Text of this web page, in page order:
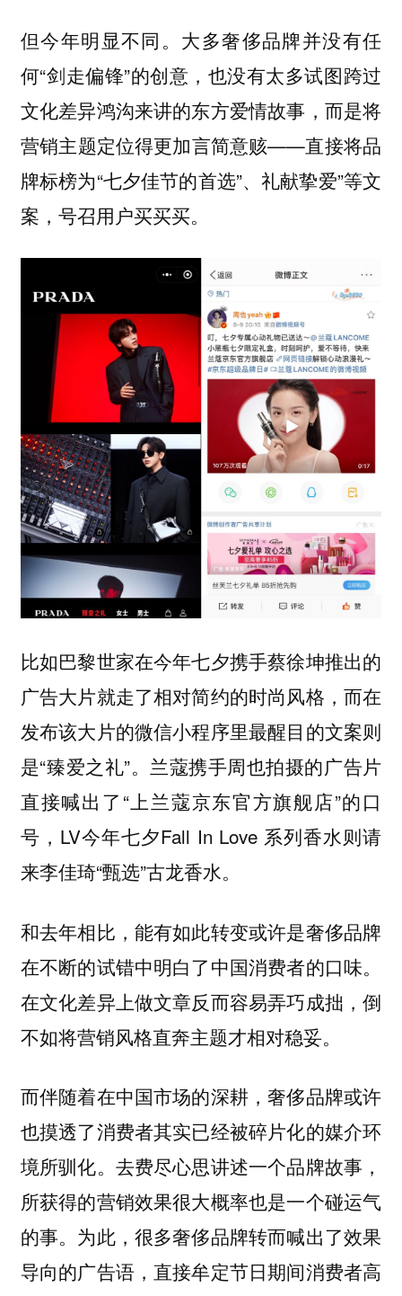
但今年明显不同。大多奢侈品牌并没有任
何“剑走偏锋”的创意，也没有太多试图跨过
文化差异鸿沟来讲的东方爱情故事，而是将
营销主题定位得更加言简意赅——直接将品
牌标榜为“七夕佳节的首选”、礼献挚爱”等文
案，号召用户买买买。
比如巴黎世家在今年七夕携手蔡徐坤推出的
广告大片就走了相对简约的时尚风格，而在
发布该大片的微信小程序里最醒目的文案则
是“臻爱之礼”。兰蔻携手周也拍摄的广告片
直接喊出了“上兰蔻京东官方旗舰店”的口
号，LV今年七夕Fall In Love 系列香水则请
来李佳琦“甄选”古龙香水。
和去年相比，能有如此转变或许是奢侈品牌
在不断的试错中明白了中国消费者的口味。
在文化差异上做文章反而容易弄巧成拙，倒
不如将营销风格直奔主题才相对稳妥。
而伴随着在中国市场的深耕，奢侈品牌或许
也摸透了消费者其实已经被碎片化的媒介环
境所驯化。去费尽心思讲述一个品牌故事，
所获得的营销效果很大概率也是一个碰运气
的事。为此，很多奢侈品牌转而喊出了效果
导向的广告语，直接牟定节日期间消费者高